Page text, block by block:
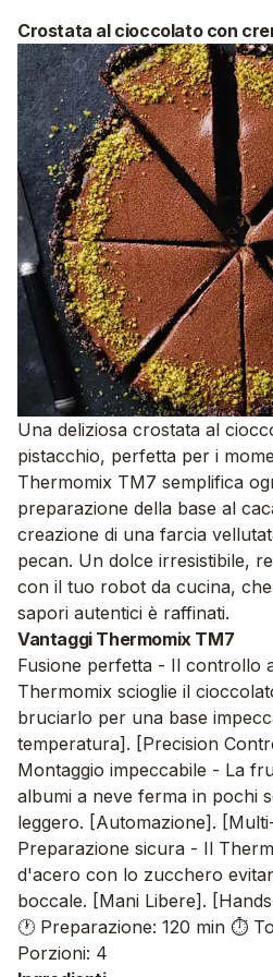
Crostata al cioccolato con
Una deliziosa crostata al
pistacchio, perfetta per i
Thermomix TM7 semplifica
preparazione della base al
creazione di una farcia
pecan. Un dolce irresistibile,
con il tuo robot da cucina,
sapori autentici è raffinati.
Vantaggi Thermomix TM7
Fusione perfetta - Il controllo
Thermomix scioglie il
bruciarlo per una base
temperatura]. [Precision
Montaggio impeccabile - La
albumi a neve ferma in pochi
leggero. [Automazione].
Preparazione sicura - Il
d'acero con lo zucchero
boccale. [Mani Libere].
🕐 Preparazione: 120 min ⏱️
Porzioni: 4